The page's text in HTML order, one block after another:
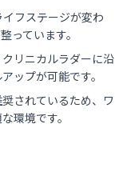
フステージが変わ
っています。
リニカルラダーに沿
ップが可能です。
されているため、ワ
環境です。